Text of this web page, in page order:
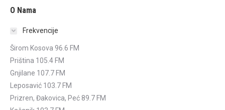
O Nama
Frekvencije
Širom Kosova 96.6 FM
Priština 105.4 FM
Gnjilane 107.7 FM
Leposavić 103.7 FM
Prizren, Đakovica, Peć 89.7 FM